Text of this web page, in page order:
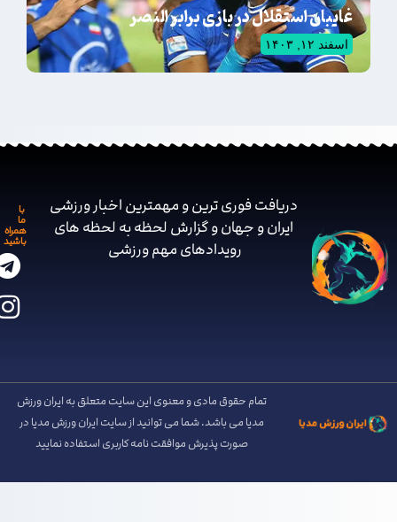
غایبان استقلال در بازی برابر النصر
اسفند ۱۲, ۱۴۰۳
دریافت فوری ترین و مهمترین اخبار ورزشی
ایران و جهان و گزارش لحظه به لحظه های
رویدادهای مهم ‌ورزشی
همراه
باشید
تمام حقوق مادی و معنوی این سایت متعلق به ایران ورزش
مدیا می باشد. شما می توانید از سایت ایران ورزش مدیا در
صورت پذیرش موافقت نامه کاربری استفاده نمایید